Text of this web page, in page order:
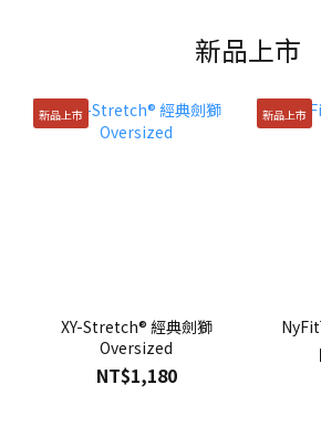
新品上市
新品上市
XY-Stretch® 經典劍獅
Oversized
NT$1,180
新品上市